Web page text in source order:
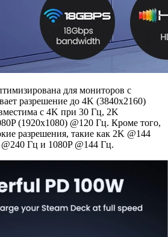
для мониторов с
разрешение до 4K (3840x2160)
с 4K при 30 Гц, 2K
(1920x1080) @120 Гц. Кроме того,
разрешения, такие как 2K @144
Гц и 1080P @144 Гц.